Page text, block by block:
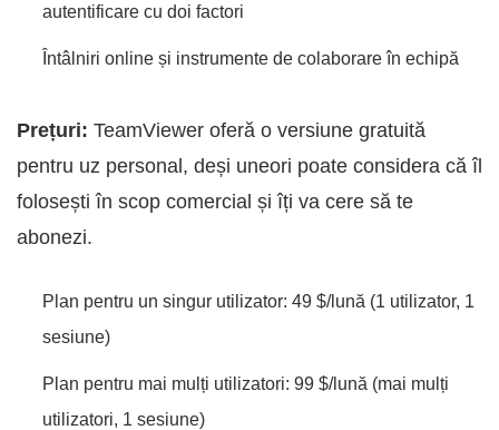
autentificare cu doi factori
Întâlniri online și instrumente de colaborare în echipă
Prețuri: TeamViewer oferă o versiune gratuită
pentru uz personal, deși uneori poate considera că îl
folosești în scop comercial și îți va cere să te
abonezi.
Plan pentru un singur utilizator: 49 $/lună (1 utilizator, 1
sesiune)
Plan pentru mai mulți utilizatori: 99 $/lună (mai mulți
utilizatori, 1 sesiune)